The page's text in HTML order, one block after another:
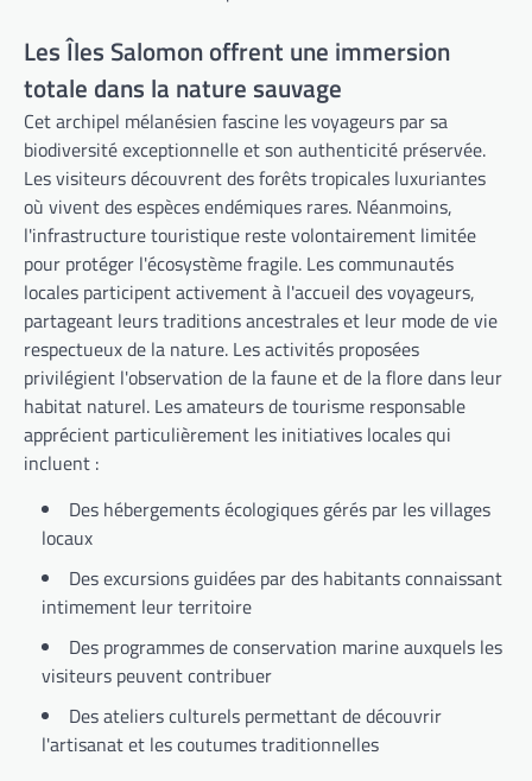
Les Îles Salomon offrent une immersion
totale dans la nature sauvage
Cet archipel mélanésien fascine les voyageurs par sa
biodiversité exceptionnelle et son authenticité préservée.
Les visiteurs découvrent des forêts tropicales luxuriantes
où vivent des espèces endémiques rares. Néanmoins,
l'infrastructure touristique reste volontairement limitée
pour protéger l'écosystème fragile. Les communautés
locales participent activement à l'accueil des voyageurs,
partageant leurs traditions ancestrales et leur mode de vie
respectueux de la nature. Les activités proposées
privilégient l'observation de la faune et de la flore dans leur
habitat naturel. Les amateurs de tourisme responsable
apprécient particulièrement les initiatives locales qui
incluent :
Des hébergements écologiques gérés par les villages
locaux
Des excursions guidées par des habitants connaissant
intimement leur territoire
Des programmes de conservation marine auxquels les
visiteurs peuvent contribuer
Des ateliers culturels permettant de découvrir
l'artisanat et les coutumes traditionnelles